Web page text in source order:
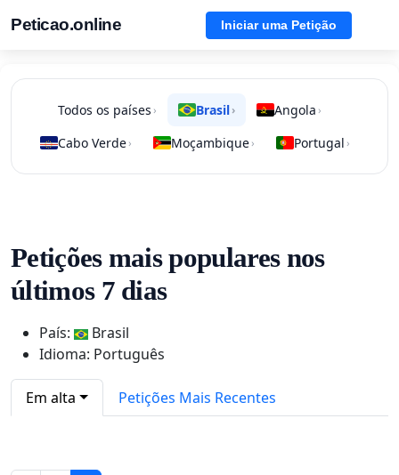
Peticao.online Iniciar uma Petição
Todos os países › Brasil› Angola ›
Cabo Verde› Moçambique› Portugal ›
Petições mais populares nos
últimos 7 dias
País:
Brasil
Idioma: Português
Em alta Petições Mais Recentes